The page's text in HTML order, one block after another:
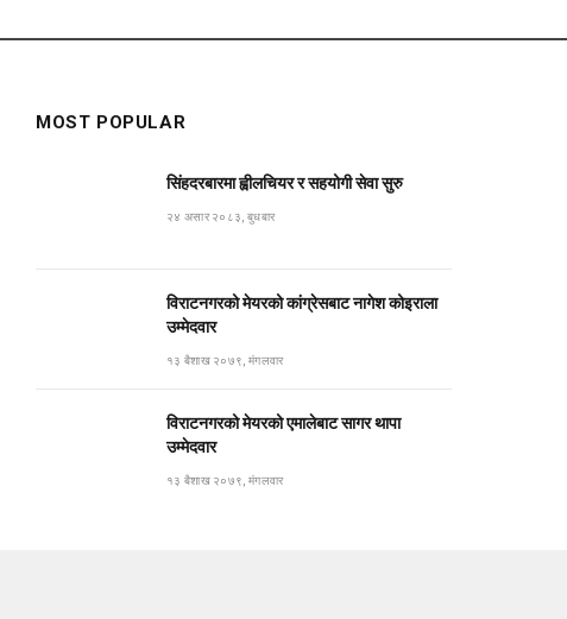
MOST POPULAR
सिंहदरबारमा ह्वीलचियर र सहयोगी सेवा सुरु
२४ असार २०८३, बुधबार
विराटनगरको मेयरको कांग्रेसबाट नागेश कोइराला
उम्मेदवार
१३ बैशाख २०७९, मंगलवार
विराटनगरको मेयरको एमालेबाट सागर थापा
उम्मेदवार
१३ बैशाख २०७९, मंगलवार